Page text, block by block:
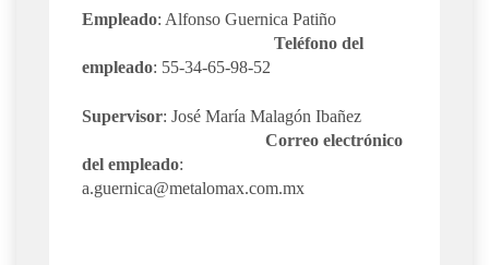
Empleado: Alfonso Guernica Patiño
Teléfono del
empleado: 55-34-65-98-52
Supervisor: José María Malagón Ibañez
Correo electrónico
del empleado:
a.guernica@metalomax.com.mx